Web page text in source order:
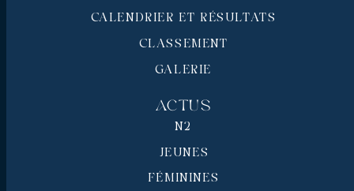
CALENDRIER ET RÉSULTATS
CLASSEMENT
GALERIE
Actus
N2
JEUNES
FÉMININES